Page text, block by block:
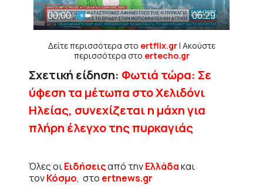
Δείτε περισσότερα στο ertflix.gr| Ακούστε
περισσότερα στο ertecho.gr
Σχετική είδηση: Φωτιά τώρα: Σε
ύφεση τα μέτωπα στο Χελιδόνι
Ηλείας, συνεχίζεται η μάχη για
πλήρη έλεγχο της πυρκαγιάς
Όλες οιΕιδήσειςαπό τηνΕλλάδακαι
τονΚόσμο, στο ertnews.gr